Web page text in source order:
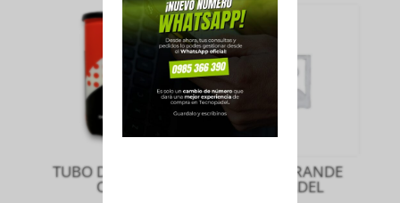
TUBO DE PELOTAS
ODEA
¡Agotado!
PELOTA GRANDE
BULLPADEL